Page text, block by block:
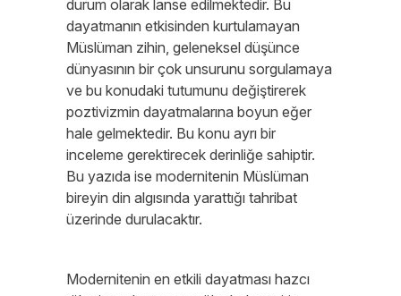
durum olarak lanse edilmektedir. Bu
dayatmanın etkisinden kurtulamayan
Müslüman zihin, geleneksel düşünce
dünyasının bir çok unsurunu sorgulamaya
ve bu konudaki tutumunu değiştirerek
poztivizmin dayatmalarına boyun eğer
hale gelmektedir. Bu konu ayrı bir
inceleme gerektirecek derinliğe sahiptir.
Bu yazıda ise modernitenin Müslüman
bireyin din algısında yarattığı tahribat
üzerinde durulacaktır.
Modernitenin en etkili dayatması hazcı